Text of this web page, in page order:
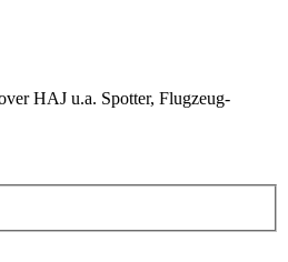
HAJ u.a. Spotter, Flugzeug-